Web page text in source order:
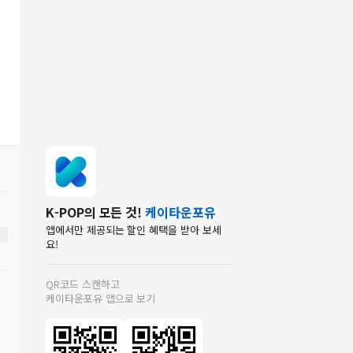
K-POP의 모든 것! 케이타운포유
앱에서만 제공되는 할인 혜택을 받아 보세
요!
QR코드 스캔하고
케이타운포유 앱으로 보기